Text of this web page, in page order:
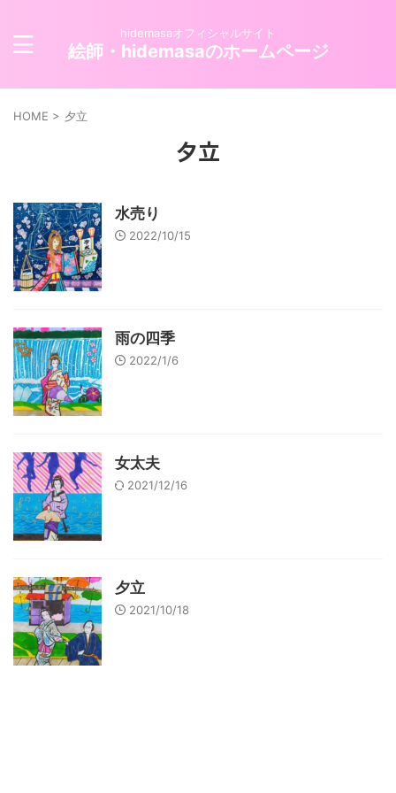
hidemasaオフィシャルサイト
絵師・hidemasaのホームページ
HOME > 夕立
夕立
水売り
2022/10/15
雨の四季
2022/1/6
女太夫
2021/12/16
夕立
2021/10/18